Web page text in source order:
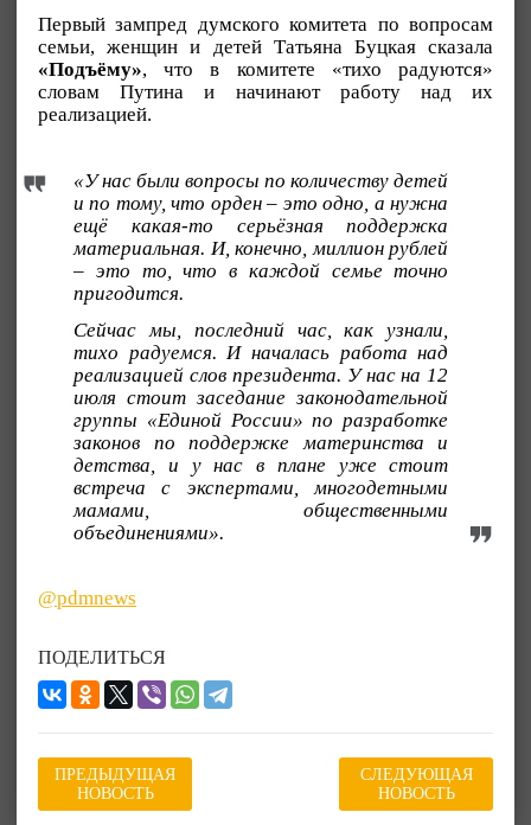
Первый зампред думского комитета по вопросам
семьи, женщин и детей Татьяна Буцкая сказала
«Подъёму», что в комитете «тихо радуются»
словам Путина и начинают работу над их
реализацией.
«У нас были вопросы по количеству детей
и по тому, что орден – это одно, а нужна
ещё какая-то серьёзная поддержка
материальная. И, конечно, миллион рублей
– это то, что в каждой семье точно
пригодится.
Сейчас мы, последний час, как узнали,
тихо радуемся. И началась работа над
реализацией слов президента. У нас на 12
июля стоит заседание законодательной
группы «Единой России» по разработке
законов по поддержке материнства и
детства, и у нас в плане уже стоит
встреча с экспертами, многодетными
мамами, общественными
объединениями».
@pdmnews
ПОДЕЛИТЬСЯ
ПРЕДЫДУЩАЯ
НОВОСТЬ
СЛЕДУЮЩАЯ
НОВОСТЬ